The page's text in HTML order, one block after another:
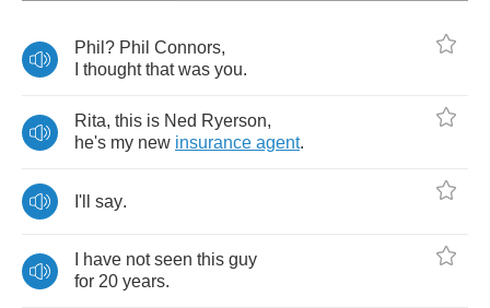
Phil ? Phil Connors,
thought that was you.
Rita, this is Ned Ryerson,
he's my new insurance agent.
I'll say.
have not seen this guy
for 20 years.